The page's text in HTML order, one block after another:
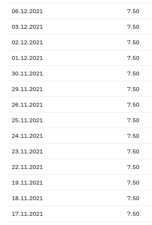
06.12.2021 7.50
03.12.2021 7.50
02.12.2021 7.50
01.12.2021 7.50
30.11.2021 7.50
29.11.2021 7.50
26.11.2021 7.50
25.11.2021 7.50
24.11.2021 7.50
23.11.2021 7.50
22.11.2021 7.50
19.11.2021 7.50
18.11.2021 7.50
17.11.2021 7.50